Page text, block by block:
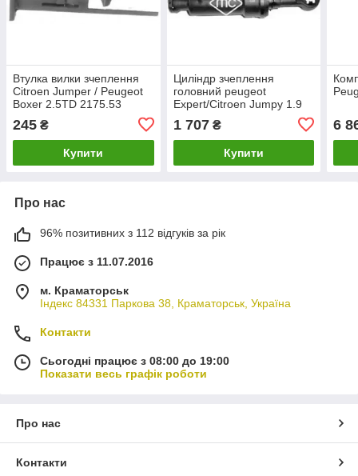
Втулка вилки зчеплення
Citroen Jumper / Peugeot
Boxer 2.5TD 2175.53
245 ₴
Купити
Циліндр зчеплення
головний peugeot
Expert/Citroen Jumpy 1.9
Metalcaucho
1 707₴
Купити
6
Про нас
96% позитивних з 112 відгуків за рік
Працює з 11.07.2016
м. Краматорськ
Індекс 84331 Паркова 38, Краматорськ, Україна
Контакти
Сьогодні працює з 08:00 до 19:00
Показати весь графік роботи
Про нас
Контакти